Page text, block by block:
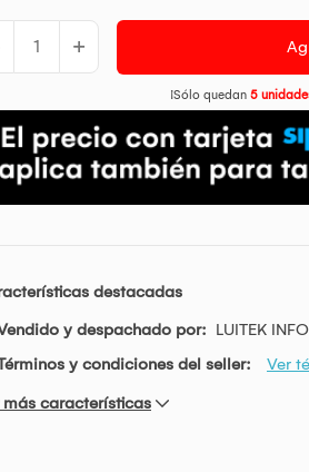
+
¡Sólo quedan 5
destacadas
y despachado por: LUITEK
y condiciones del seller:
Ver
más características